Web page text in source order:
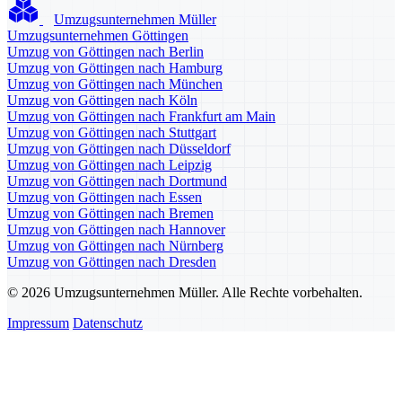
Umzugsunternehmen Müller
Umzugsunternehmen Göttingen
Umzug von Göttingen nach Berlin
Umzug von Göttingen nach Hamburg
Umzug von Göttingen nach München
Umzug von Göttingen nach Köln
Umzug von Göttingen nach Frankfurt am Main
Umzug von Göttingen nach Stuttgart
Umzug von Göttingen nach Düsseldorf
Umzug von Göttingen nach Leipzig
Umzug von Göttingen nach Dortmund
Umzug von Göttingen nach Essen
Umzug von Göttingen nach Bremen
Umzug von Göttingen nach Hannover
Umzug von Göttingen nach Nürnberg
Umzug von Göttingen nach Dresden
© 2026 Umzugsunternehmen Müller. Alle Rechte vorbehalten.
Impressum Datenschutz